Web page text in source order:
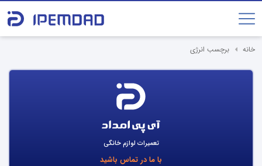
خانه برچسب انرژی
تعمیرات لوازم خانگی
با ما در تماس باشید